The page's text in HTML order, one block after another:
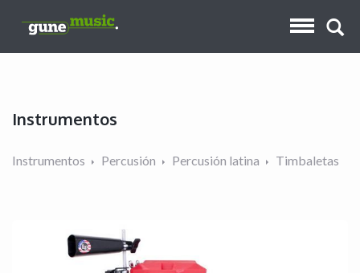
Instrumentos
Instrumentos Percusión Percusión latina Timbaletas